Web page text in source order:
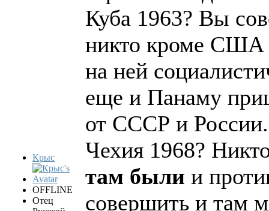
Крыс
OFFLINE
Отец
Куба 1963? Вы
никто кроме США
на ней
еще и Панаму
от СССР и
Чехия 1968?
там были и
совершить и там